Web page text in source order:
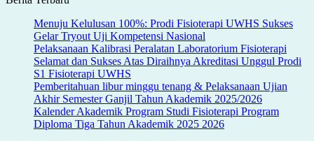
Menuju Kelulusan 100%: Prodi Fisioterapi UWHS Sukses
Gelar Tryout Uji Kompetensi Nasional
Pelaksanaan Kalibrasi Peralatan Laboratorium Fisioterapi
Selamat dan Sukses Atas Diraihnya Akreditasi Unggul Prodi
S1 Fisioterapi UWHS
Pemberitahuan libur minggu tenang & Pelaksanaan Ujian
Akhir Semester Ganjil Tahun Akademik 2025/2026
Kalender Akademik Program Studi Fisioterapi Program
Diploma Tiga Tahun Akademik 2025 2026